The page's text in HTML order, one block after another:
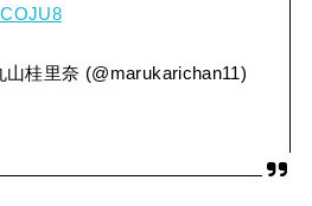
桂里奈 (@marukarichan11)